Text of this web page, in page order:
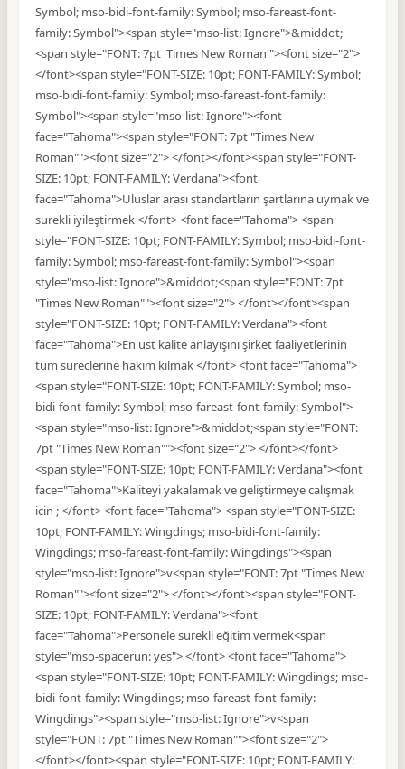
Symbol; mso-bidi-font-family: Symbol; mso-fareast-font-
family: Symbol"><span style="mso-list: Ignore">&middot;
<span style="FONT: 7pt 'Times New Roman'"><font size="2">
</font><span style="FONT-SIZE: 10pt; FONT-FAMILY: Symbol;
mso-bidi-font-family: Symbol; mso-fareast-font-family:
Symbol"><span style="mso-list: Ignore"><font
face="Tahoma"><span style="FONT: 7pt "Times New
Roman""><font size="2"> </font></font><span style="FONT-
SIZE: 10pt; FONT-FAMILY: Verdana"><font
face="Tahoma">Uluslar arası standartların şartlarına uymak ve
surekli iyileştirmek </font> <font face="Tahoma"> <span
style="FONT-SIZE: 10pt; FONT-FAMILY: Symbol; mso-bidi-font-
family: Symbol; mso-fareast-font-family: Symbol"><span
style="mso-list: Ignore">&middot;<span style="FONT: 7pt
"Times New Roman""><font size="2"> </font></font><span
style="FONT-SIZE: 10pt; FONT-FAMILY: Verdana"><font
face="Tahoma">En ust kalite anlayışını şirket faaliyetlerinin
tum sureclerine hakim kılmak </font> <font face="Tahoma">
<span style="FONT-SIZE: 10pt; FONT-FAMILY: Symbol; mso-
bidi-font-family: Symbol; mso-fareast-font-family: Symbol">
<span style="mso-list: Ignore">&middot;<span style="FONT:
7pt "Times New Roman""><font size="2"> </font></font>
<span style="FONT-SIZE: 10pt; FONT-FAMILY: Verdana"><font
face="Tahoma">Kaliteyi yakalamak ve geliştirmeye calışmak
icin ; </font> <font face="Tahoma"> <span style="FONT-SIZE:
10pt; FONT-FAMILY: Wingdings; mso-bidi-font-family:
Wingdings; mso-fareast-font-family: Wingdings"><span
style="mso-list: Ignore">v<span style="FONT: 7pt "Times New
Roman""><font size="2"> </font></font><span style="FONT-
SIZE: 10pt; FONT-FAMILY: Verdana"><font
face="Tahoma">Personele surekli eğitim vermek<span
style="mso-spacerun: yes"> </font> <font face="Tahoma">
<span style="FONT-SIZE: 10pt; FONT-FAMILY: Wingdings; mso-
bidi-font-family: Wingdings; mso-fareast-font-family:
Wingdings"><span style="mso-list: Ignore">v<span
style="FONT: 7pt "Times New Roman""><font size="2">
</font></font><span style="FONT-SIZE: 10pt; FONT-FAMILY: